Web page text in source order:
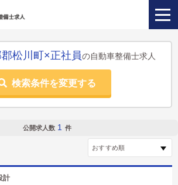
松川町×正社員の自動車整備士求人
検索条件を変更する
公開求人数 1 件
計